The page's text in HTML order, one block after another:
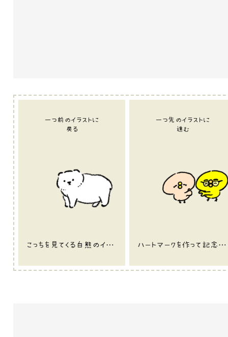
一つ前のイラストに
戻る
こっちを見てくる白熊のイラスト
一つ先のイラストに
進む
ハートマークを作って記念撮影をしようと思ったものの気持ちの一方通行が起きたひよこのイラスト